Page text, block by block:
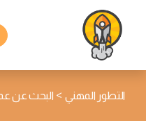
التطور المهني > البحث عن